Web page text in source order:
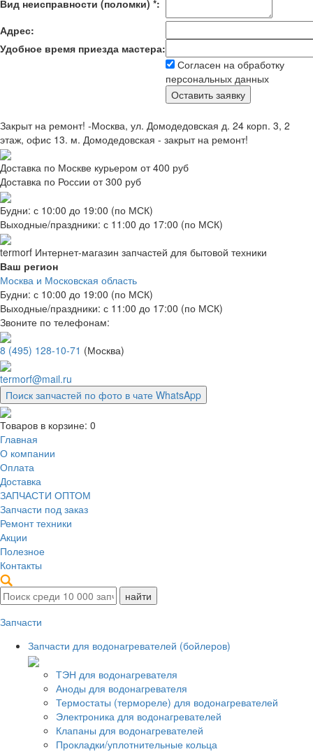
Вид неисправности (поломки) *:
Адрес:
Удобное время приезда мастера:
Согласен на обработку
персональных данных
Закрыт на ремонт! -Москва, ул. Домодедовская д. 24 корп. 3, 2
этаж, офис 13. м. Домодедовская - закрыт на ремонт!
Доставка по Москве курьером от 400 руб
Доставка по России от 300 руб
Будни: с 10:00 до 19:00 (по МСК)
Выходные/праздники: с 11:00 до 17:00 (по МСК)
termorf Интернет-магазин запчастей для бытовой техники
Ваш регион
Москва и Московская область
Будни: с 10:00 до 19:00 (по МСК)
Выходные/праздники: с 11:00 до 17:00 (по МСК)
Звоните по телефонам:
8 (495) 128-10-71 (Москва)
termorf@mail.ru
Поиск запчастей по фото в чате WhatsApp
Товаров в корзине: 0
Главная
О компании
Оплата
Доставка
ЗАПЧАСТИ ОПТОМ
Запчасти под заказ
Ремонт техники
Акции
Полезное
Контакты
Запчасти
Запчасти для водонагревателей (бойлеров)
ТЭН для водонагревателя
Аноды для водонагревателя
Термостаты (термореле) для водонагревателей
Электроника для водонагревателей
Клапаны для водонагревателей
Прокладки/уплотнительные кольца